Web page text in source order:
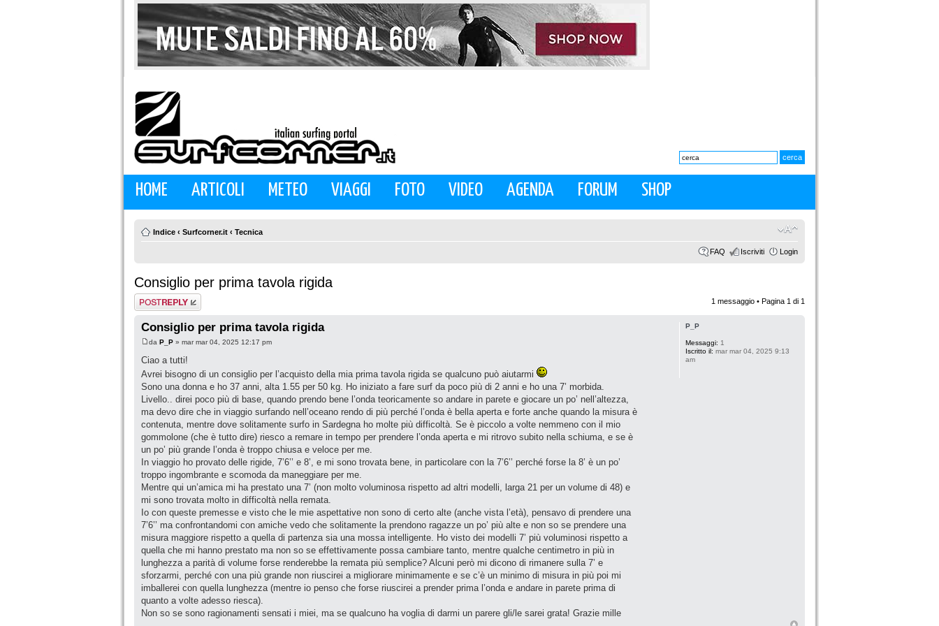
HOME ARTICOLI METEO VIAGGI FOTO VIDEO AGENDA FORUM SHOP
Indice ‹ Surfcorner.it ‹ Tecnica
FAQ Iscriviti Login
Consiglio per prima tavola rigida
Rispondi al
messaggio
1 messaggio • Pagina 1 di 1
Consiglio per prima tavola rigida
da P_P » mar mar 04, 2025 12:17 pm
Ciao a tutti!
Avrei bisogno di un consiglio per l’acquisto della mia prima tavola rigida se qualcuno può aiutarmi
Sono una donna e ho 37 anni, alta 1.55 per 50 kg. Ho iniziato a fare surf da poco più di 2 anni e ho una 7’ morbida.
Livello.. direi poco più di base, quando prendo bene l’onda teoricamente so andare in parete e giocare un po’ nell’altezza,
ma devo dire che in viaggio surfando nell’oceano rendo di più perché l’onda è bella aperta e forte anche quando la misura è
contenuta, mentre dove solitamente surfo in Sardegna ho molte più difficoltà. Se è piccolo a volte nemmeno con il mio
gommolone (che è tutto dire) riesco a remare in tempo per prendere l’onda aperta e mi ritrovo subito nella schiuma, e se è
un po’ più grande l’onda è troppo chiusa e veloce per me.
In viaggio ho provato delle rigide, 7’6’’ e 8’, e mi sono trovata bene, in particolare con la 7’6’’ perché forse la 8’ è un po’
troppo ingombrante e scomoda da maneggiare per me.
Mentre qui un’amica mi ha prestato una 7’ (non molto voluminosa rispetto ad altri modelli, larga 21 per un volume di 48) e
mi sono trovata molto in difficoltà nella remata.
Io con queste premesse e visto che le mie aspettative non sono di certo alte (anche vista l’età), pensavo di prendere una
7’6’’ ma confrontandomi con amiche vedo che solitamente la prendono ragazze un po’ più alte e non so se prendere una
misura maggiore rispetto a quella di partenza sia una mossa intelligente. Ho visto dei modelli 7’ più voluminosi rispetto a
quella che mi hanno prestato ma non so se effettivamente possa cambiare tanto, mentre qualche centimetro in più in
lunghezza a parità di volume forse renderebbe la remata più semplice? Alcuni però mi dicono di rimanere sulla 7’ e
sforzarmi, perché con una più grande non riuscirei a migliorare minimamente e se c’è un minimo di misura in più poi mi
imballerei con quella lunghezza (mentre io penso che forse riuscirei a prender prima l’onda e andare in parete prima di
quanto a volte adesso riesca).
Non so se sono ragionamenti sensati i miei, ma se qualcuno ha voglia di darmi un parere gli/le sarei grata! Grazie mille
P_P
Messaggi: 1
Iscritto il: mar mar 04, 2025 9:13
am